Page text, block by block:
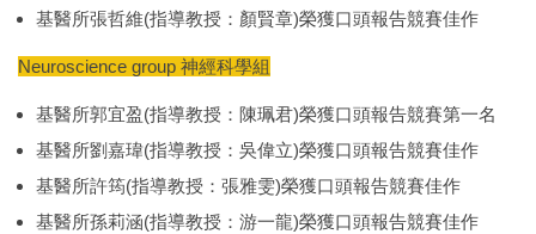
基醫所張哲維(指導教授：顏賢章)榮獲口頭報告競賽佳作
Neuroscience group 神經科學組
基醫所郭宜盈(指導教授：陳珮君)榮獲口頭報告競賽第一名
基醫所劉嘉瑋(指導教授：吳偉立)榮獲口頭報告競賽佳作
基醫所許筠(指導教授：張雅雯)榮獲口頭報告競賽佳作
基醫所孫莉涵(指導教授：游一龍)榮獲口頭報告競賽佳作